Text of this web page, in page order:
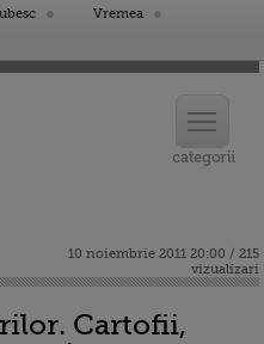
Vremea
10 noiembrie 2011 20:00 / 215
vizualizari
Cartofii,